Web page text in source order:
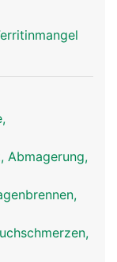
Abmagerung,